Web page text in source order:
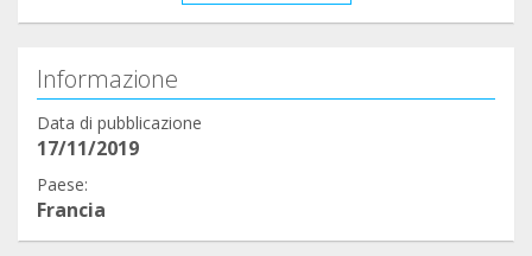
Informazione
Data di pubblicazione
17/11/2019
Paese:
Francia